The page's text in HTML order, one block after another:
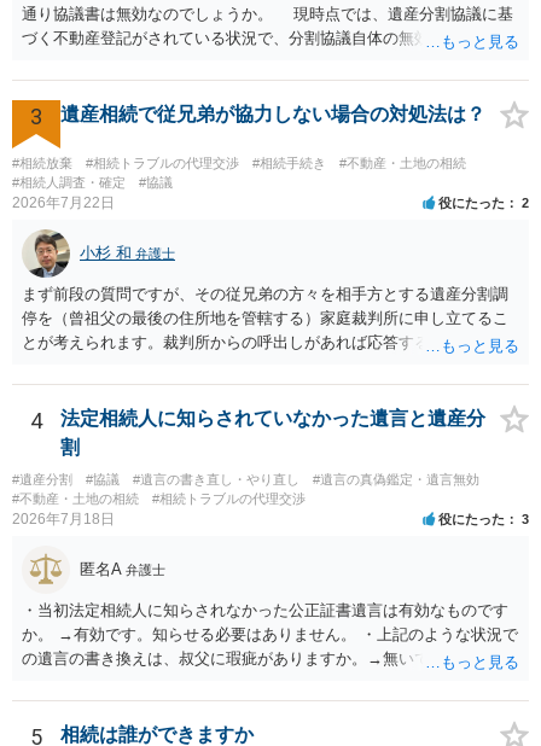
通り協議書は無効なのでしょうか。 現時点では、遺産分割協議に基
づく不動産登記がされている状況で、分割協議自体の無効を裁判所が
方の訴訟の主張及び立証次第ですが、 ・御祖母様の認知能力に関する
医師の意見書、筆跡鑑定 が提出されればその効力が否定される可能性
はありますが、 ・伯母様自身が分割協議に加わっていること ・御祖母
様の意に反する遺産分割協議を行う実益が誰にあったかの立証が困難
であること からすると、実際に遺産分割協議の効力が否定される可能
性はそれほど高くない（立証のハードルは非常に高い）ということが
言えると思います。
3 遺産相続で従兄弟が協力しない場合の対処法は？
#相続放棄 #相続トラブルの代理交渉 #相続手続き
#不動産・土地の相続
#相続人調査・確定
#協議
2026年7月22日 役にたった 2
小杉 和 弁護士
まず前段の質問ですが、その従兄弟の方々を相手方とする遺産分割調
停を（曾祖父の最後の住所地を管轄する）家庭裁判所に申し立てるこ
とが考えられます。裁判所からの呼出しがあれば応答する可能性がま
能と思われます。時間が思った以上にないので必要書類をてきぱきと
揃える必要があります。その点是非御注意ください。
4
法定相続人に知らされていなかった遺言と遺産分
割
#遺産分割 #協議 #遺言の書き直し・やり直し
#遺言の真偽鑑定・遺言無効
#不動産・土地の相続
#相続トラブルの代理交渉
2026年7月18日 役にたった 3
匿名A 弁護士
・当初法定相続人に知らされなかった公正証書遺言は有効なものです
か。 →有効です。知らせる必要はありません。 ・上記のような状況で
の遺言の書き換えは、叔父に瑕疵がありますか。→無いです。 ・分割
ますか。 →本人が自由に決められますので、どこが妥当とは言えない
です。客観的な基準もありません。 ・できれば穏やかに、分割を拒否
5 相続は誰ができますか